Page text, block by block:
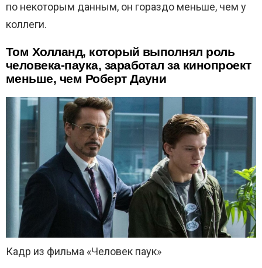
по некоторым данным, он гораздо меньше, чем у
коллеги.
Том Холланд, который выполнял роль
человека-паука, заработал за кинопроект
меньше, чем Роберт Дауни
Кадр из фильма «Человек паук»